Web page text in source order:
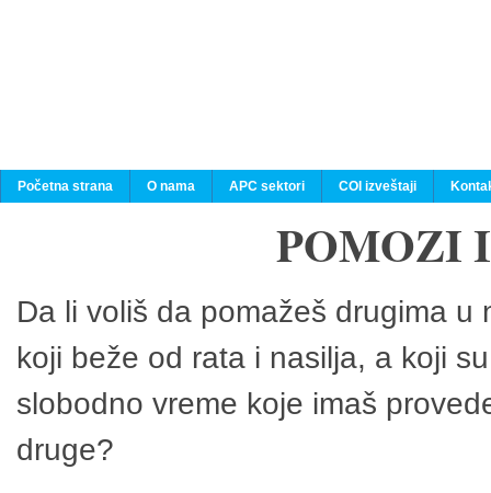
Početna strana O nama APC sektori COI izveštaji
POMOZI
Da li voliš da pomažeš drugima
koji beže od rata i nasilja, a koji
slobodno vreme koje imaš
druge?